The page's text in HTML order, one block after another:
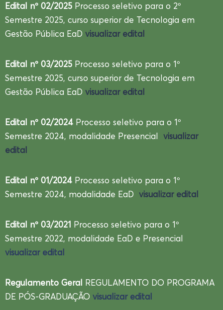
Edital nº 02/2025 Processo seletivo para o 2º
Semestre 2025, curso superior de Tecnologia em
Gestão Pública EaD visualizar edital
Edital nº 03/2025 Processo seletivo para o 1º
Semestre 2025, curso superior de Tecnologia em
Gestão Pública EaD visualizar edital
Edital nº 02/2024 Processo seletivo para o 1º
Semestre 2024, modalidade Presencial visualizar
edital
Edital nº 01/2024 Processo seletivo para o 1º
Semestre 2024, modalidade EaD visualizar edital
Edital nº 03/2021 Processo seletivo para o 1º
Semestre 2022, modalidade EaD e Presencial
visualizar edital
Regulamento Geral REGULAMENTO DO PROGRAMA
DE PÓS-GRADUAÇÃO visualizar edital